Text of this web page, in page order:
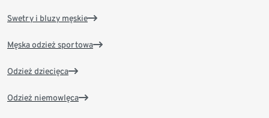
Swetry i bluzy męskie
Męska odzież sportowa
Odzież dziecięca
Odzież niemowlęca